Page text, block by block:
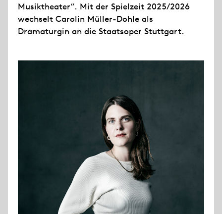
Musiktheater“. Mit der Spielzeit 2025/2026
wechselt Carolin Müller-Dohle als
Dramaturgin an die Staatsoper Stuttgart.